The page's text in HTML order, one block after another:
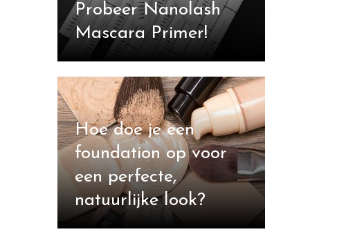
Probeer Nanolash
Mascara Primer!
Hoe doe je een
foundation op voor
een perfecte,
natuurlijke look?